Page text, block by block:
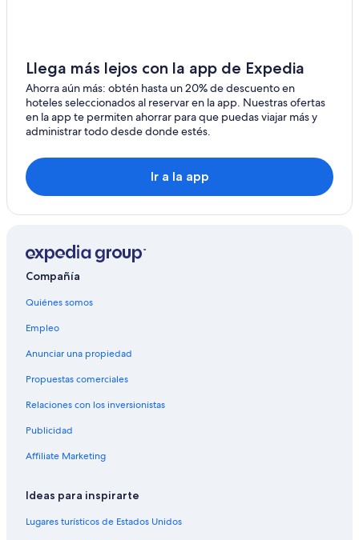
Hoteles en Marne
Hoteles en Saint-Lumier-en-Champagne
Llega más lejos con la app de Expedia
Ahorra aún más: obtén hasta un 20% de descuento en
hoteles seleccionados al reservar en la app. Nuestras ofertas
en la app te permiten ahorrar para que puedas viajar más y
administrar todo desde donde estés.
Ir a la app
Compañía
Quiénes somos
Empleo
Anunciar una propiedad
Propuestas comerciales
Relaciones con los inversionistas
Publicidad
Affiliate Marketing
Ideas para inspirarte
Lugares turísticos de Estados Unidos